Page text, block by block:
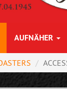
AUFNÄHER